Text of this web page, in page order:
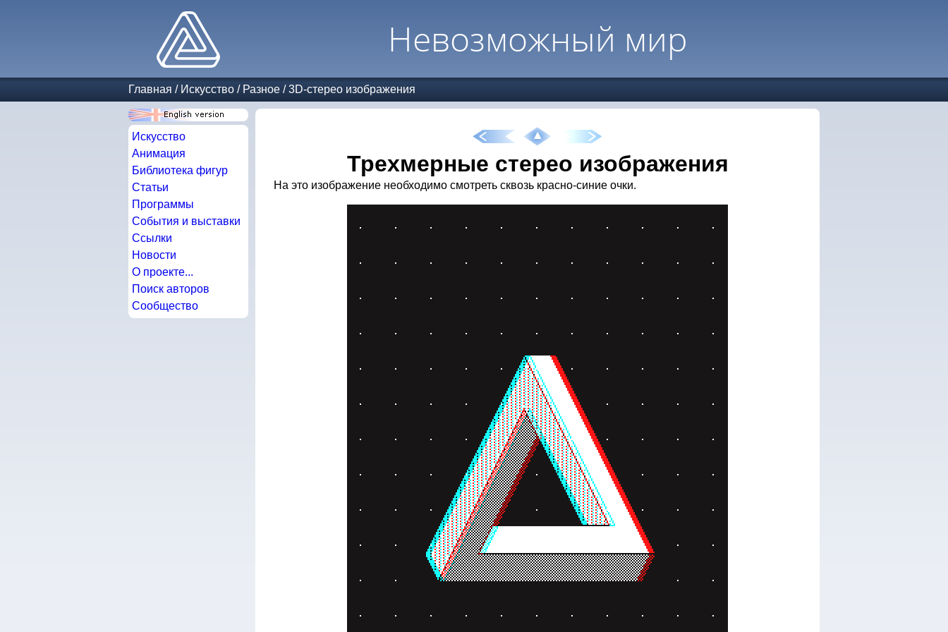
Невозможный мир
Главная / Искусство / Разное /3D-стерео изображения
Искусство
Анимация
Библиотека фигур
Статьи
Программы
События и выставки
Ссылки
Новости
О проекте...
Поиск авторов
Сообщество
Трехмерные стерео изображения
На это изображение необходимо смотреть сквозь красно-синие очки.